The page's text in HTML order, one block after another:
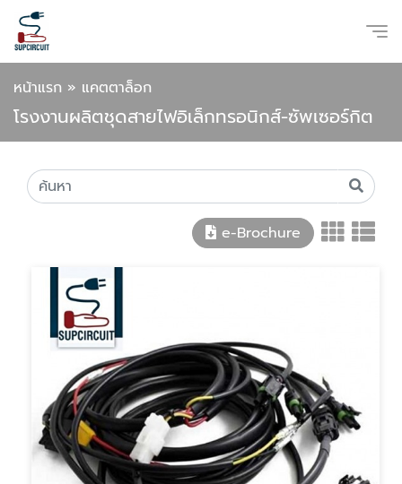
หน้าแรก » แคตตาล็อก
โรงงานผลิตชุดสายไฟอิเล็กทรอนิกส์-ซัพเซอร์กิต
e-Brochure